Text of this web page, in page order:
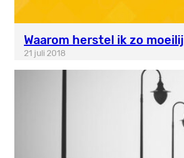
Waarom herstel ik zo
21 juli 2018